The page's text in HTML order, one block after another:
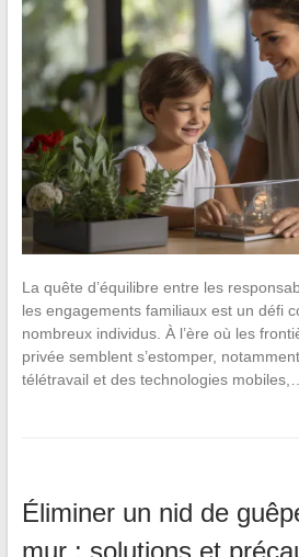
La quête d’équilibre entre les
les engagements familiaux est un défi
nombreux individus. À l’ère où les
privée semblent s’estomper,
télétravail et des technologies
Éliminer un nid de